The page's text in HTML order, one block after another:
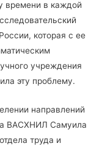
времени в каждой
которая с ее
учреждения
эту проблему.
направлений
ВАСХНИЛ Самуила
труда и